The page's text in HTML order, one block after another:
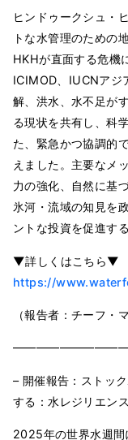
ヒンドゥークシュ・
トな水管理のための
HKHが直面する危機
ICIMOD、IUCNアジ
解、洪水、水不足が
る現状を共有し、科
た、緊急かつ協調的
えました。主要なメ
力の強化、自然に基
氷河・流域の知見を
ントな投資を促進す
▼詳しくはこちら▼
https://
（報告者：チーフ・
– 開催報告：ストッ
する：水レジリエン
2025年の世界水週間